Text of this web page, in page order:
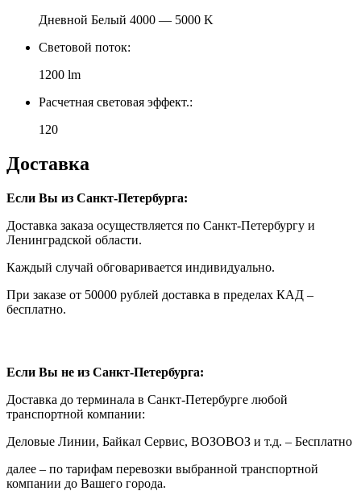
Дневной Белый 4000 — 5000 K
Световой поток:
1200 lm
Расчетная световая эффект.:
120
Доставка
Если Вы из Санкт-Петербурга:
Доставка заказа осуществляется по Санкт-Петербургу и
Ленинградской области.
Каждый случай обговаривается индивидуально.
При заказе от 50000 рублей доставка в пределах КАД –
бесплатно.
Если Вы не из Санкт-Петербурга:
Доставка до терминала в Санкт-Петербурге любой
транспортной компании:
Деловые Линии, Байкал Сервис, ВОЗОВОЗ и т.д. – Бесплатно
далее – по тарифам перевозки выбранной транспортной
компании до Вашего города.